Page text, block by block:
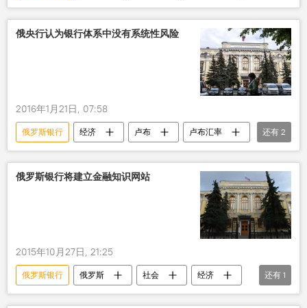
俄央行认为银行体系中没有系统性风险
2016年1月21日, 07:58
俄罗斯银行 经济 卢布
卢布汇率
汇率
俄罗斯
还有 2
俄罗斯银行将建立金融知识网站
2015年10月27日, 21:25
俄罗斯银行 俄罗斯 社会
经济
专门网站
还有 1